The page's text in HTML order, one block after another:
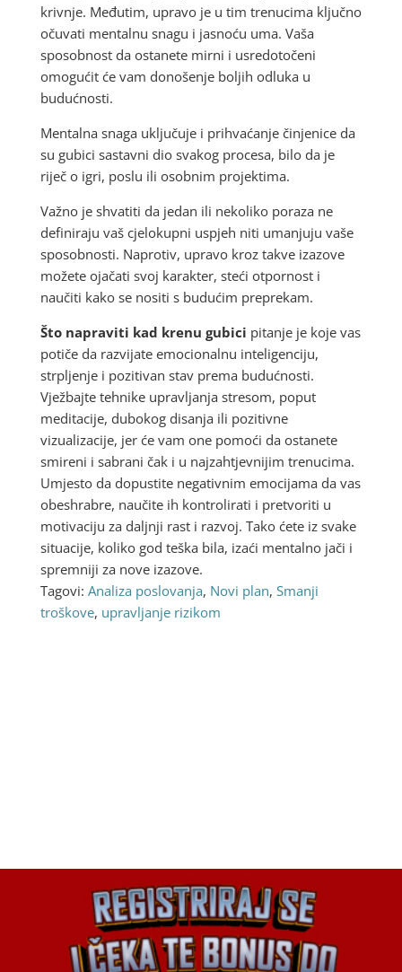
krivnje. Međutim, upravo je u tim trenucima ključno
očuvati mentalnu snagu i jasnoću uma. Vaša
sposobnost da ostanete mirni i usredotočeni
omogućit će vam donošenje boljih odluka u
budućnosti.
Mentalna snaga uključuje i prihvaćanje činjenice da
su gubici sastavni dio svakog procesa, bilo da je
riječ o igri, poslu ili osobnim projektima.
Važno je shvatiti da jedan ili nekoliko poraza ne
definiraju vaš cjelokupni uspjeh niti umanjuju vaše
sposobnosti. Naprotiv, upravo kroz takve izazove
možete ojačati svoj karakter, steći otpornost i
naučiti kako se nositi s budućim preprekam.
Što napraviti kad krenu gubici pitanje je koje vas
potiče da razvijate emocionalnu inteligenciju,
strpljenje i pozitivan stav prema budućnosti.
Vježbajte tehnike upravljanja stresom, poput
meditacije, dubokog disanja ili pozitivne
vizualizacije, jer će vam one pomoći da ostanete
smireni i sabrani čak i u najzahtjevnijim trenucima.
Umjesto da dopustite negativnim emocijama da vas
obeshrabre, naučite ih kontrolirati i pretvoriti u
motivaciju za daljnji rast i razvoj. Tako ćete iz svake
situacije, koliko god teška bila, izaći mentalno jači i
spremniji za nove izazove.
Tagovi: Analiza poslovanja, Novi plan, Smanji
troškove, upravljanje rizikom